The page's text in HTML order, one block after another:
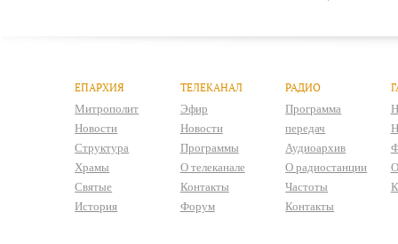
ЕПАРХИЯ
Митрополит
Новости
Структура
Храмы
Святые
История
ТЕЛЕКАНАЛ
Эфир
Новости
Программы
О телеканале
Контакты
Форум
РАДИО
Программа
передач
Аудиоархив
О радиостанции
Частоты
Контакты